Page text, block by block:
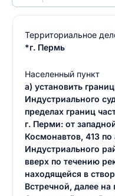
Территориальное
*г. Пермь
Населенный пункт
а) установить
Индустриального
пределах границ
г. Перми: от
Космонавтов, 413
Индустриального
вверх по течению
находящейся в
Встречной, далее на